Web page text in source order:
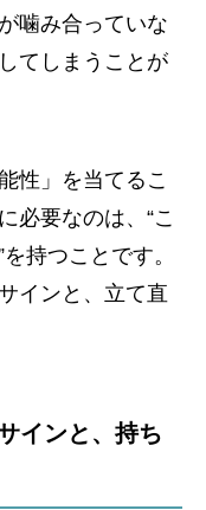
噛み合っていな
てしまうことが
性」を当てるこ
必要なのは、“こ
持つことです。
インと、立て直
インと、持ち